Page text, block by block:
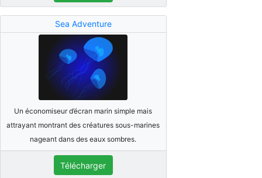
Sea Adventure
Un économiseur d’écran marin simple mais
attrayant montrant des créatures sous-marines
nageant dans des eaux sombres.
Télécharger